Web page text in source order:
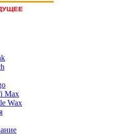
Max
Wax